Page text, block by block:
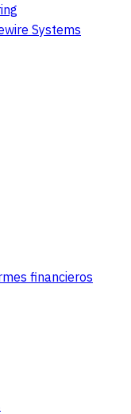
Systems
financieros